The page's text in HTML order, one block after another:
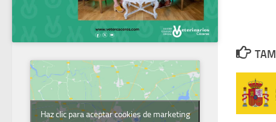
Haz clic para aceptar cookies de marketing